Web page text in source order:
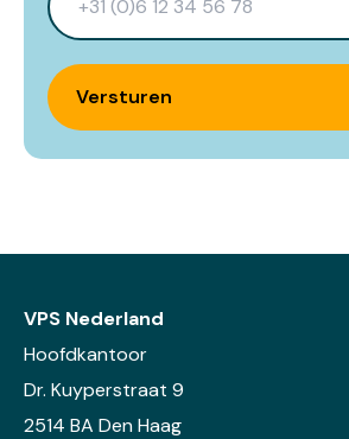
Versturen
VPS Nederland
Hoofdkantoor
Dr. Kuyperstraat 9
2514 BA Den Haag